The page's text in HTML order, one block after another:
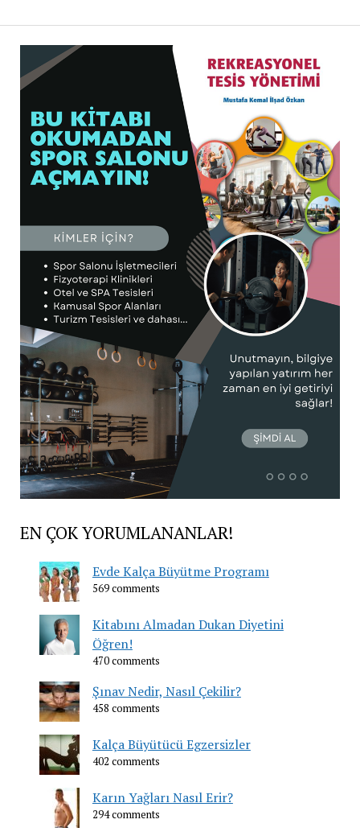
EN ÇOK YORUMLANANLAR!
Evde Kalça Büyütme Programı
569 comments
Kitabını Almadan Dukan Diyetini
Öğren!
470 comments
Şınav Nedir, Nasıl Çekilir?
458 comments
Kalça Büyütücü Egzersizler
402 comments
Karın Yağları Nasıl Erir?
294 comments